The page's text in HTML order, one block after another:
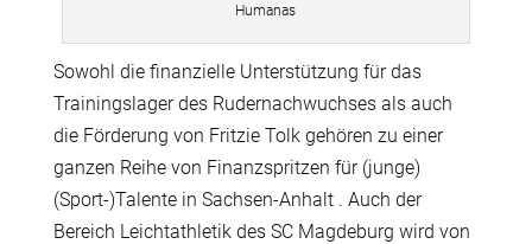
Humanas
Sowohl die finanzielle Unterstützung für das
Trainingslager des Rudernachwuchses als auch
die Förderung von Fritzie Tolk gehören zu einer
ganzen Reihe von Finanzspritzen für (junge)
(Sport-)Talente in Sachsen-Anhalt . Auch der
Bereich Leichtathletik des SC Magdeburg wird von